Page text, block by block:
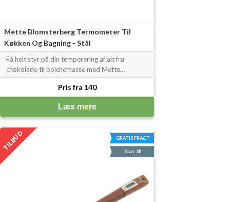
Mette Blomsterberg Termometer Til
Køkken Og Bagning - Stål
Få helt styr på din temperering af alt fra
chokolade til bolchemasse med Mette
Blomsterbergs...
Pris fra 140
Læs mere
TILBUD GRATIS FRAGT
Spar 38